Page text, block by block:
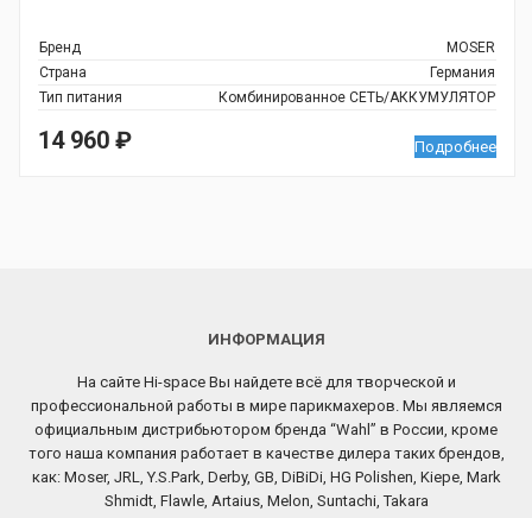
Бренд
MOSER
Страна
Германия
Тип питания
Комбинированное СЕТЬ/АККУМУЛЯТОР
14 960 ₽ Подробнее
ИНФОРМАЦИЯ
На сайте Hi-space Вы найдете всё для творческой и
профессиональной работы в мире парикмахеров. Мы являемся
официальным дистрибьютором бренда “Wahl” в России, кроме
того наша компания работает в качестве дилера таких брендов,
как: Moser, JRL, Y.S.Park, Derby, GB, DiBiDi, HG Polishen, Kiepe, Mark
Shmidt, Flawle, Artaius, Melon, Suntachi, Takara